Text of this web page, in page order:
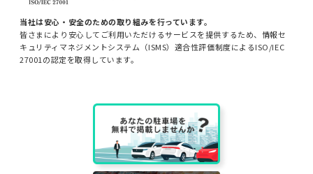
当社は安心・安全のための取り組みを行っています。
皆さまにより安心してご利用いただけるサービスを提供するため、情報セ
キュリティマネジメントシステム（ISMS）適合性評価制度によるISO/IEC
27001の認定を取得しています。